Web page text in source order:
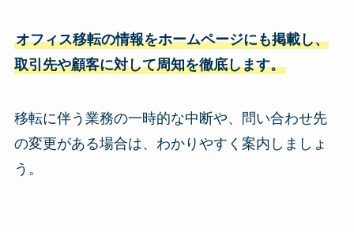
オフィス移転の情報をホームページにも掲載し、
取引先や顧客に対して周知を徹底します。
移転に伴う業務の一時的な中断や、問い合わせ先
の変更がある場合は、わかりやすく案内しましょ
う。